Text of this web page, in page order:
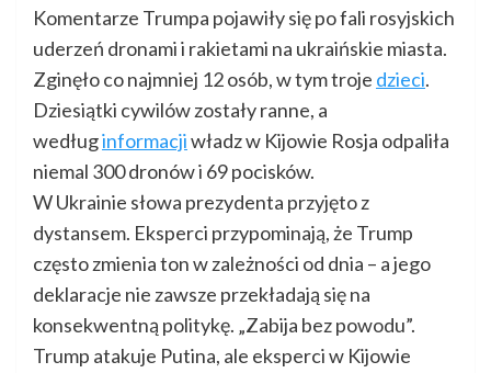
Komentarze Trumpa pojawiły się po fali rosyjskich
uderzeń dronami i rakietami na ukraińskie miasta.
Zginęło co najmniej 12 osób, w tym troje dzieci.
Dziesiątki cywilów zostały ranne, a
wedługinformacjiwładz w Kijowie Rosja odpaliła
niemal 300 dronów i 69 pocisków.
W Ukrainie słowa prezydenta przyjęto z
dystansem. Eksperci przypominają, że Trump
często zmienia ton w zależności od dnia – a jego
deklaracje nie zawsze przekładają się na
konsekwentną politykę. „Zabija bez powodu”.
Trump atakuje Putina, ale eksperci w Kijowie